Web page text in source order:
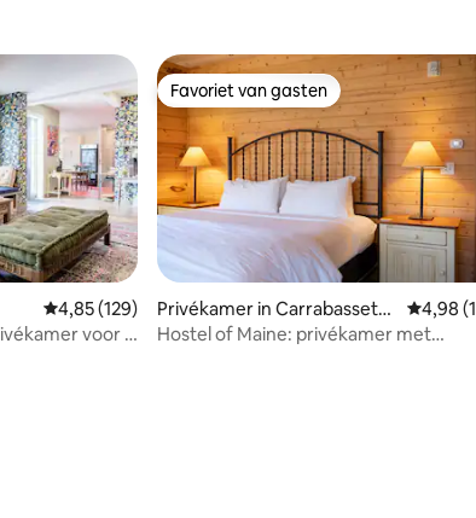
Gemiddelde beoordeling van 4,85 uit 5, 129
4,85 (129)
voor 4
Favoriet van gasten
Favoriet van gasten
Privékamer in Carrabassett
Valley
4,98
Hostel of Maine: privékamer met